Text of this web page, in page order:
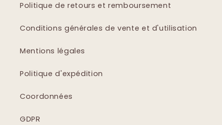
Politique de retours et remboursement
Conditions générales de vente et d'utilisation
Mentions légales
Politique d'expédition
Coordonnées
GDPR